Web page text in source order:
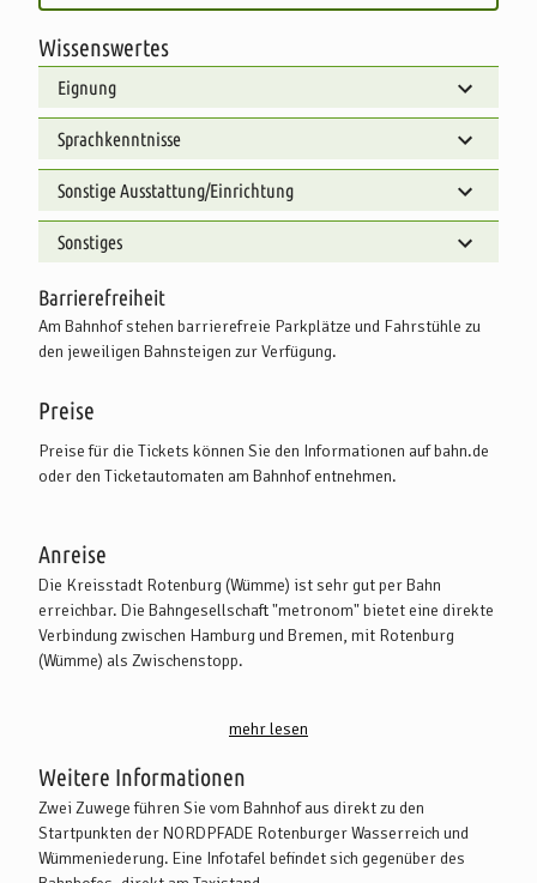
Wissenswertes
Eignung
Sprachkenntnisse
Sonstige Ausstattung/Einrichtung
Sonstiges
Barrierefreiheit
Am Bahnhof stehen barrierefreie Parkplätze und Fahrstühle zu
den jeweiligen Bahnsteigen zur Verfügung.
Preise
Preise für die Tickets können Sie den Informationen auf bahn.de
oder den Ticketautomaten am Bahnhof entnehmen.
Anreise
Die Kreisstadt Rotenburg (Wümme) ist sehr gut per Bahn
erreichbar. Die Bahngesellschaft "metronom" bietet eine direkte
Verbindung zwischen Hamburg und Bremen, mit Rotenburg
(Wümme) als Zwischenstopp.
(Wümme), so dass auch eine unkomplizierte Anreise aus
Bei allen diesen Zugverbindungen ist eine Fahrradmitnahme
möglich. Weitere Infos zu den Bahnverbindungen finden Sie unter.
www.bahn.de
mehr lesen
Weitere Informationen
Zwei Zuwege führen Sie vom Bahnhof aus direkt zu den
Startpunkten der NORDPFADE Rotenburger Wasserreich und
Wümmeniederung. Eine Infotafel befindet sich gegenüber des